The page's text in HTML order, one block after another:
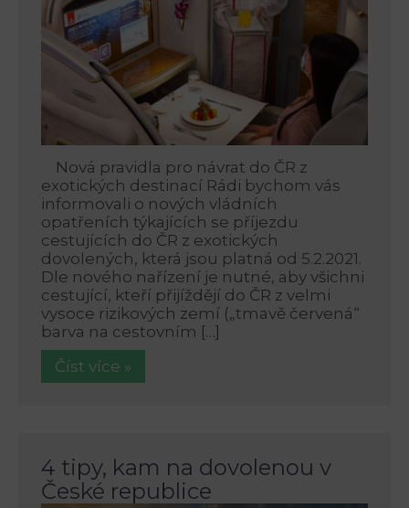
Nová pravidla pro návrat do ČR z
exotických destinací Rádi bychom vás
informovali o nových vládních
opatřeních týkajících se příjezdu
cestujících do ČR z exotických
dovolených, která jsou platná od 5.2.2021.
Dle nového nařízení je nutné, aby všichni
cestující, kteří přijíždějí do ČR z velmi
vysoce rizikových zemí („tmavě červená“
barva na cestovním […]
Číst více »
4 tipy, kam na dovolenou v
České republice